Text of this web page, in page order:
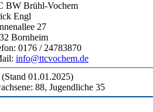
BW Brühl-Vochem
Engl
27
Bornheim
0176 / 24783870
info@ttcvochem.de
(Stand 01.01.2025)
88, Jugendliche 35